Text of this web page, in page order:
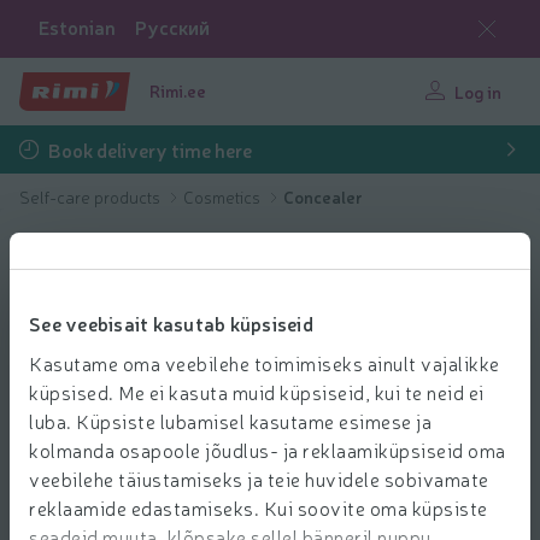
See veebisait kasutab küpsiseid
Kasutame oma veebilehe toimimiseks ainult vajalikke
küpsised. Me ei kasuta muid küpsiseid, kui te neid ei
luba. Küpsiste lubamisel kasutame esimese ja
kolmanda osapoole jõudlus- ja reklaamiküpsiseid oma
veebilehe täiustamiseks ja teie huvidele sobivamate
reklaamide edastamiseks. Kui soovite oma küpsiste
Estonian Русский
Rimi.ee Log in
Book delivery time here
Self-care products Cosmetics Concealer